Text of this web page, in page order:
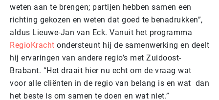
weten aan te brengen; partijen hebben samen een
richting gekozen en weten dat goed te benadrukken”,
aldus Lieuwe-Jan van Eck. Vanuit het programma
RegioKracht ondersteunt hij de samenwerking en deelt
hij ervaringen van andere regio’s met Zuidoost-
Brabant. “Het draait hier nu echt om de vraag wat
voor alle cliënten in de regio van belang is en wat dan
het beste is om samen te doen en wat niet.”